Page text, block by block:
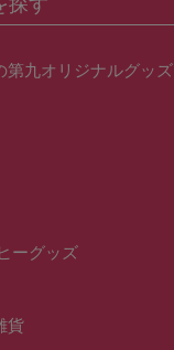
第九オリジナルグッズ
ーグッズ
貨